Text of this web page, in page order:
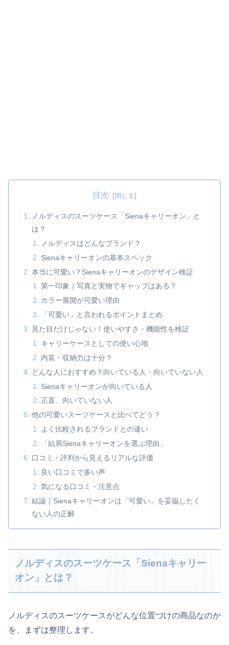
目次
ノルディスのスーツケース「Sienaキャリーオン」と
は？
ノルディスはどんなブランド？
Sienaキャリーオンの基本スペック
本当に可愛い？Sienaキャリーオンのデザイン検証
第一印象｜写真と実物でギャップはある？
カラー展開が可愛い理由
「可愛い」と言われるポイントまとめ
見た目だけじゃない！使いやすさ・機能性を検証
キャリーケースとしての使い心地
内装・収納力は十分？
どんな人におすすめ？向いている人・向いていない人
Sienaキャリーオンが向いている人
正直、向いていない人
他の可愛いスーツケースと比べてどう？
よく比較されるブランドとの違い
「結局Sienaキャリーオンを選ぶ理由」
口コミ・評判から見えるリアルな評価
良い口コミで多い声
気になる口コミ・注意点
結論｜Sienaキャリーオンは「可愛い」を妥協したく
ない人の正解
ノルディスのスーツケース「Sienaキャリー
オン」とは？
ノルディスのスーツケースがどんな位置づけの商品なのか
を、まずは整理します。